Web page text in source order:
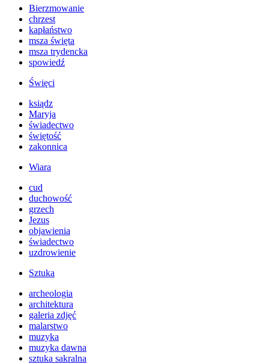
Bierzmowanie
chrzest
kapłaństwo
msza święta
msza trydencka
spowiedź
Święci
ksiądz
Maryja
świadectwo
świętość
zakonnica
Wiara
cud
duchowość
grzech
Jezus
objawienia
świadectwo
uzdrowienie
Sztuka
archeologia
architektura
galeria zdjęć
malarstwo
muzyka
muzyka dawna
sztuka sakralna